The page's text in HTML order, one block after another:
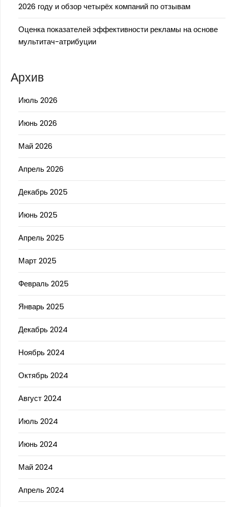
2026 году и обзор четырёх компаний по отзывам
Оценка показателей эффективности рекламы на основе
мультитач-атрибуции
Архив
Июль 2026
Июнь 2026
Май 2026
Апрель 2026
Декабрь 2025
Июнь 2025
Апрель 2025
Март 2025
Февраль 2025
Январь 2025
Декабрь 2024
Ноябрь 2024
Октябрь 2024
Август 2024
Июль 2024
Июнь 2024
Май 2024
Апрель 2024